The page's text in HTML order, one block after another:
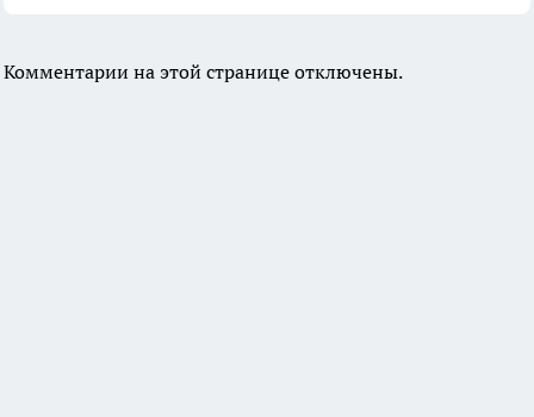
Комментарии на этой странице отключены.